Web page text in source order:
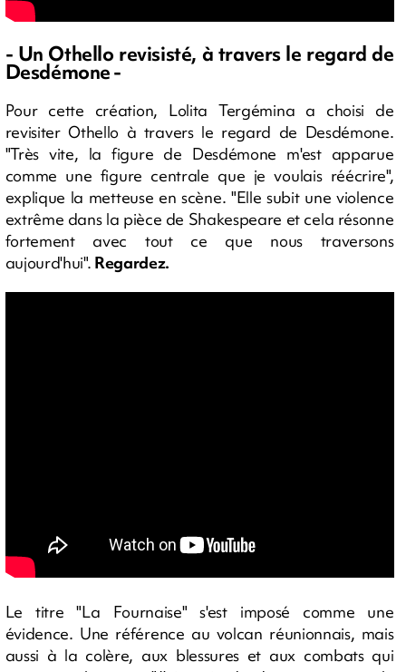
- Un Othello revisisté, à travers le regard de
Desdémone -
Pour cette création, Lolita Tergémina a choisi de
revisiter Othello à travers le regard de Desdémone.
"Très vite, la figure de Desdémone m'est apparue
comme une figure centrale que je voulais réécrire",
explique la metteuse en scène. "Elle subit une violence
extrême dans la pièce de Shakespeare et cela résonne
fortement avec tout ce que nous traversons
aujourd'hui". Regardez.
Le titre "La Fournaise" s'est imposé comme une
évidence. Une référence au volcan réunionnais, mais
aussi à la colère, aux blessures et aux combats qui